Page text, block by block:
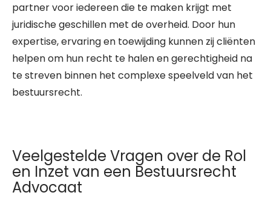
partner voor iedereen die te maken krijgt met
juridische geschillen met de overheid. Door hun
expertise, ervaring en toewijding kunnen zij cliënten
helpen om hun recht te halen en gerechtigheid na
te streven binnen het complexe speelveld van het
bestuursrecht.
Veelgestelde Vragen over de Rol
en Inzet van een Bestuursrecht
Advocaat